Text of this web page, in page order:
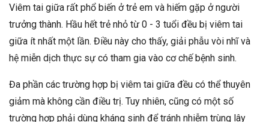
Viêm tai giữa rất phổ biến ở trẻ em và hiếm gặp ở người
trưởng thành. Hầu hết trẻ nhỏ từ 0 - 3 tuổi đều bị viêm tai
giữa ít nhất một lần. Điều này cho thấy, giải phẫu vòi nhĩ và
hệ miễn dịch thực sự có tham gia vào cơ chế bệnh sinh.
Đa phần các trường hợp bị viêm tai giữa đều có thể thuyên
giảm mà không cần điều trị. Tuy nhiên, cũng có một số
trường hợp phải dùng kháng sinh để tránh nhiễm trùng lây